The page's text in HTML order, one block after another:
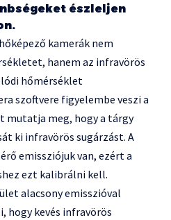
észleljen
kamerák nem
hanem az infravörös
hőmérséklet
szoftvere figyelembe veszi a
mutatja meg, hogy a tárgy
ki infravörös sugárzást. A
emissziójuk van, ezért a
ezt kalibrálni kell.
alacsony emisszióval
hogy kevés infravörös